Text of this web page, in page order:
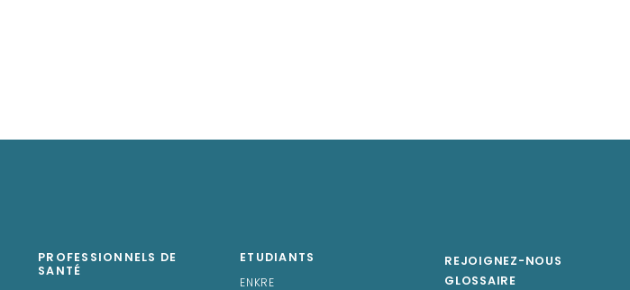
PROFESSIONNELS DE
SANTÉ
ETUDIANTS
ENKRE
REJOIGNEZ-NOUS
GLOSSAIRE